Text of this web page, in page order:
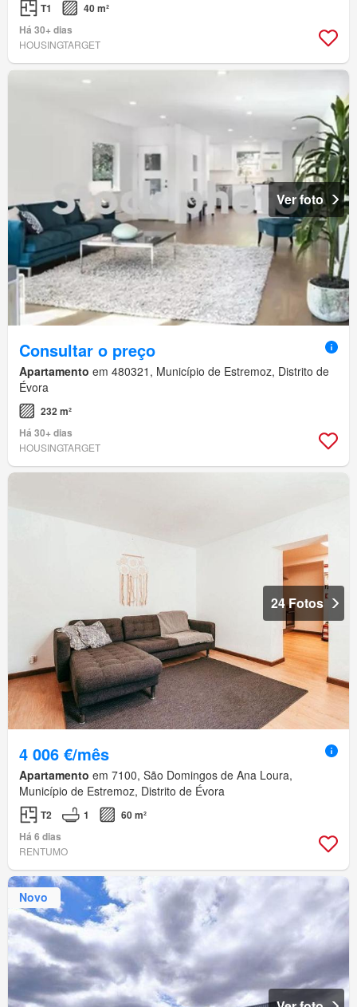
T1
40 m²
Há 30+ dias
HOUSINGTARGET
Ver foto
Consultar o preço
Apartamento em 480321, Município de Estremoz, Distrito de
Évora
232 m²
Há 30+ dias
HOUSINGTARGET
24 Fotos
4 006 €/mês
Apartamento em 7100, São Domingos de Ana Loura,
Município de Estremoz, Distrito de Évora
T2 1
60 m²
Há 6 dias
RENTUMO
Novo